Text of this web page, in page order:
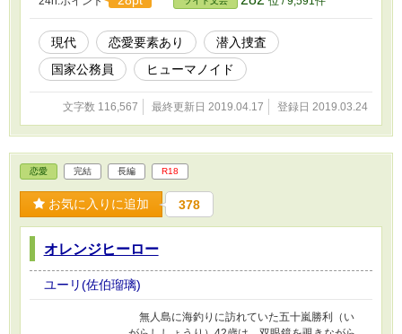
の会社が手配したコンテナ船の荷物から大量の
武器が発見された。追い打ちをかけるように、
合コンで知り合った山口夏恋が何者かに連れ去
られてしまう。 『もしかしたら、事件は全て繋
がっているんじゃないのか！』 山崎は真の身
のか。そして、山口夏恋を無事に救出すること
さを抱えながら捜索に疾走する若手潜入捜査官
のお話です。 ※全てフィクションです。 ※小説
家になろう、カクヨムにも投稿しています。
現代 恋愛要素あり
潜入捜査
国家公務員
ヒューマノイド
文字数 116,567 最終更新日 2019.04.17 登録日 2019.03.24
恋愛 完結 長編 R18
お気に入りに追加 378
オレンジヒーロー
ユーリ(佐伯瑠璃)
無人島に海釣りに訪れていた五十嵐勝利（い